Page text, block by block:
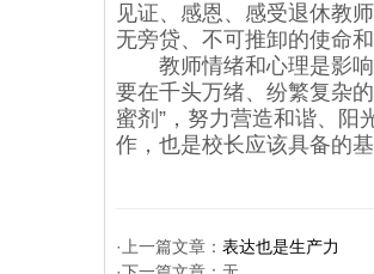
见证、感恩、感受退休教
无旁贷、不可推卸的使命和
教师情绪和心理是影响
要在千头万绪、纷繁复杂
蜜剂”，努力营造和谐、阳
作，也是校长应该具备的基
·上一篇文章： 表达也是生产力